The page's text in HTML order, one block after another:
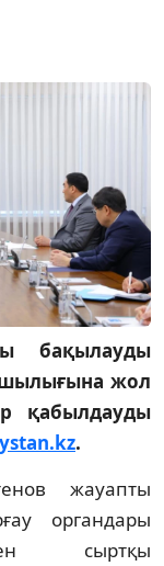
бақылауды
жол
қабылдауды
.
жауапты
органдары
сыртқы